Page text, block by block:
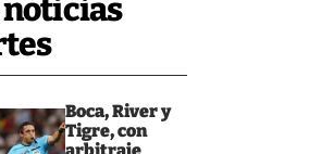
Boca, River y
Tigre, con